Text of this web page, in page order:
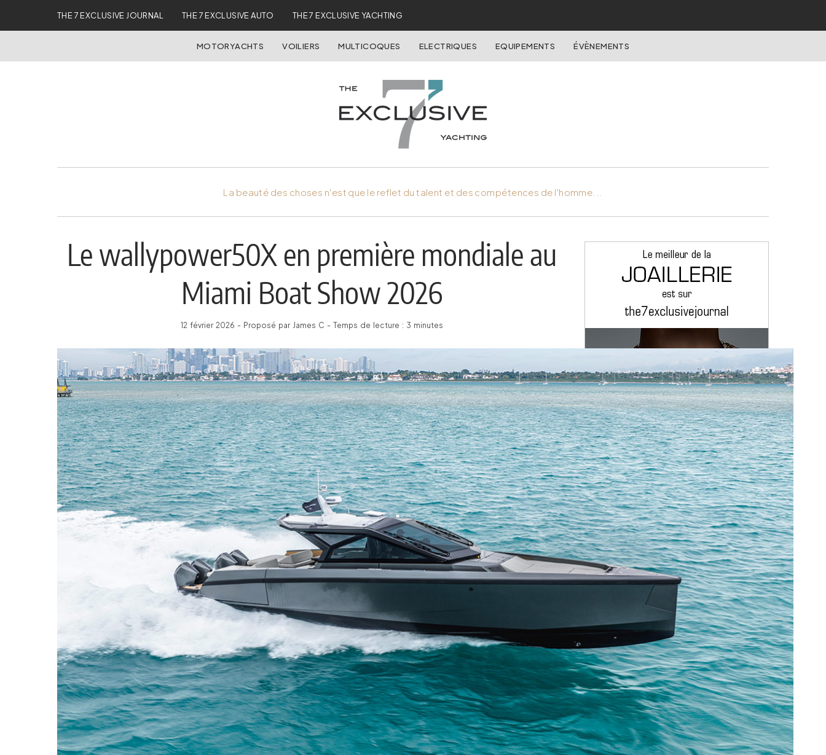
THE 7 EXCLUSIVE JOURNAL THE 7 EXCLUSIVE AUTO THE 7 EXCLUSIVE YACHTING
MOTORYACHTS VOILIERS MULTICOQUES ELECTRIQUES EQUIPEMENTS ÉVÈNEMENTS
La beauté des choses n'est que le reflet du talent et des compétences de l'homme...
Le wallypower50X en première mondiale au
Miami Boat Show 2026
12 février 2026 - Proposé par James C - Temps de lecture : 3 minutes